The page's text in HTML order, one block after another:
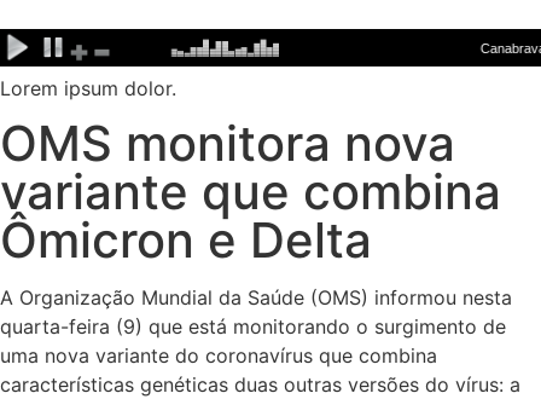
para
o
conteúdo
Lorem ipsum dolor.
OMS monitora nova
variante que combina
Ômicron e Delta
A Organização Mundial da Saúde (OMS) informou nesta
quarta-feira (9) que está monitorando o surgimento de
uma nova variante do coronavírus que combina
características genéticas duas outras versões do vírus: a